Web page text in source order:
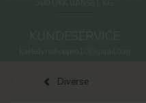
Diverse